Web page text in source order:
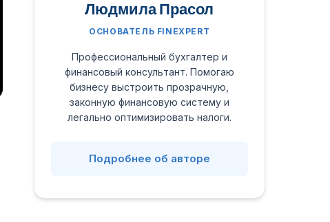
Людмила Прасол
ОСНОВАТЕЛЬ FINEXPERT
Профессиональный бухгалтер и
финансовый консультант. Помогаю
бизнесу выстроить прозрачную,
законную финансовую систему и
легально оптимизировать налоги.
Подробнее об авторе